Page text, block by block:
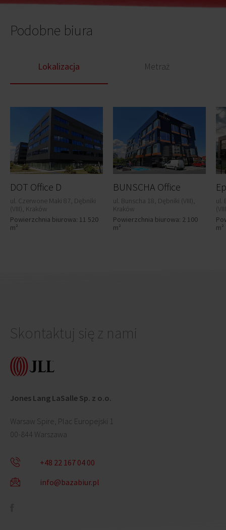
Podobne biura
Lokalizacja Metraż
DOT Office D
ul. Czerwone Maki 87, Dębniki
(VIII), Kraków
Powierzchnia biurowa: 11 520
m²
BUNSCHA Office
ul. Bunscha 18, Dębniki (VIII),
Kraków
Powierzchnia biurowa: 2 100
m²
ul.
m²
Skontaktuj się z nami
Jones Lang LaSalle Sp. z o.o.
Warsaw Spire, Plac Europejski 1
00-844 Warszawa
+48 22 167 04 00
info@bazabiur.pl